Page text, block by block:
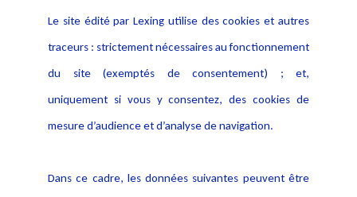
Alerte professionnelle
Déclaration d'accessibilité
Notice Légale
Politique de protection des
données
Publications
Le site édité par Lexing utilise des cookies et autres
traceurs : strictement nécessaires au fonctionnement
du site (exemptés de consentement) ; et,
uniquement si vous y consentez, des cookies de
mesure d’audience et d’analyse de navigation.
Dans ce cadre, les données suivantes peuvent être